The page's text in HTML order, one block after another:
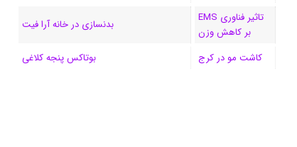
تاثیر فناوری EMS
بر کاهش وزن
بدنسازی در خانه آرا فیت
کاشت مو در کرج بوتاکس پنجه کلاغی